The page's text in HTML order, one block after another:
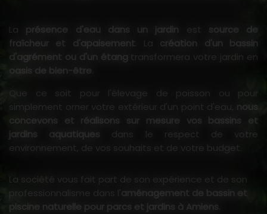
La présence d'eau dans un jardin
source de
fraîcheur et d'apaisement
création d'un bassin
d'agrément ou d'un étang
transformera votre jardin en
oasis de bien-être
Que ce soit pour l'élevage de poisson ou pour
simplement orner votre extérieur d'un point d'eau,
nous
concevons et réalisons sur mesure vos bassins et
jardins aquatiques
dans le respect de votre
environnement, de vos souhaits et de votre budget.
La société vous fait part de son expérience et de son
professionnalisme dans l'
aménagement de bassin et
piscine naturelle pour parcs et jardins à Amiens